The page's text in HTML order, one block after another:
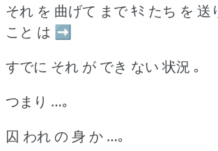
それ を 曲げて まで ｷﾐ たち を 送
こと は ➡
すでに それ が でき ない 状況 ｡
つまり …｡
囚 われ の 身 か …｡